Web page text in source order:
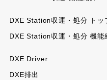
DXE Station収運・処分 トッ
DXE Station収運・処分 機能
DXE Driver
DXE排出